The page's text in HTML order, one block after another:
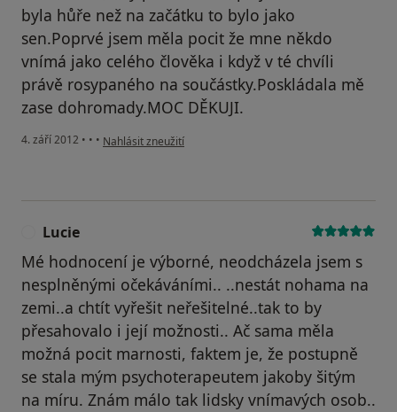
byla hůře než na začátku to bylo jako
sen.Poprvé jsem měla pocit že mne někdo
vnímá jako celého člověka i když v té chvíli
právě rosypaného na součástky.Poskládala mě
zase dohromady.MOC DĚKUJI.
4. září 2012 • • • podle názoru uživatele Váš účet byl odstraněn
Nahlásit zneužití
Lucie
Mé hodnocení je výborné, neodcházela jsem s
nesplněnými očekáváními.. ..nestát nohama na
zemi..a chtít vyřešit neřešitelné..tak to by
přesahovalo i její možnosti.. Ač sama měla
možná pocit marnosti, faktem je, že postupně
se stala mým psychoterapeutem jakoby šitým
na míru. Znám málo tak lidsky vnímavých osob..